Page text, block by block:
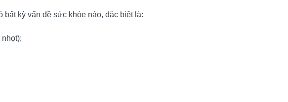
kỳ vấn đề sức khỏe nào, đặc biệt là: